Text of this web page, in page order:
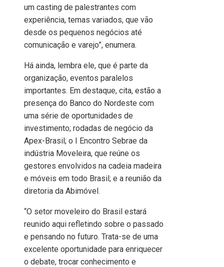
um casting de palestrantes com
experiência, temas variados, que vão
desde os pequenos negócios até
comunicação e varejo”, enumera.
Há ainda, lembra ele, que é parte da
organização, eventos paralelos
importantes. Em destaque, cita, estão a
presença do Banco do Nordeste com
uma série de oportunidades de
investimento; rodadas de negócio da
Apex-Brasil; o I Encontro Sebrae da
indústria Moveleira, que reúne os
gestores envolvidos na cadeia madeira
e móveis em todo Brasil; e a reunião da
diretoria da Abimóvel.
“O setor moveleiro do Brasil estará
reunido aqui refletindo sobre o passado
e pensando no futuro. Trata-se de uma
excelente oportunidade para enriquecer
o debate, trocar conhecimento e